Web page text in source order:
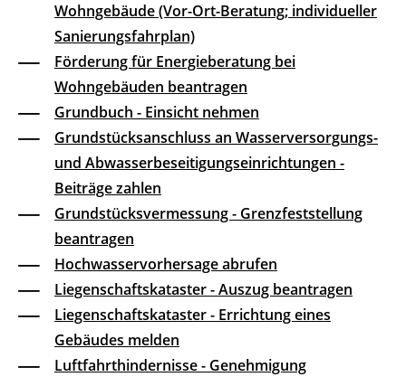
Wohngebäude (Vor-Ort-Beratung; individueller
Sanierungsfahrplan)
Förderung für Energieberatung bei
Wohngebäuden beantragen
Grundbuch - Einsicht nehmen
Grundstücksanschluss an Wasserversorgungs-
und Abwasserbeseitigungseinrichtungen -
Beiträge zahlen
Grundstücksvermessung - Grenzfeststellung
beantragen
Hochwasservorhersage abrufen
Liegenschaftskataster - Auszug beantragen
Liegenschaftskataster - Errichtung eines
Gebäudes melden
Luftfahrthindernisse - Genehmigung